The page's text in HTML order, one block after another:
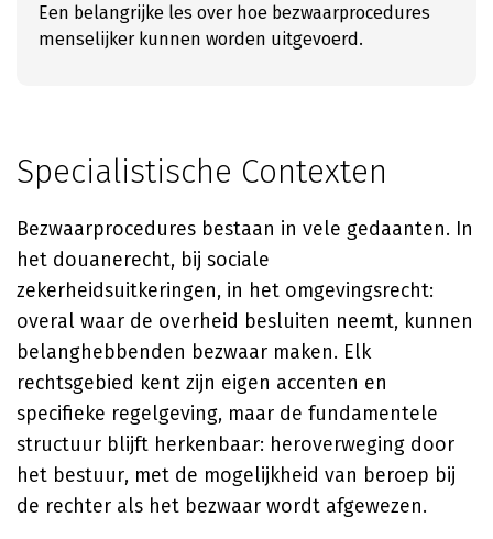
Een belangrijke les over hoe bezwaarprocedures
menselijker kunnen worden uitgevoerd.
Specialistische Contexten
Bezwaarprocedures bestaan in vele gedaanten. In
het douanerecht, bij sociale
zekerheidsuitkeringen, in het omgevingsrecht:
overal waar de overheid besluiten neemt, kunnen
belanghebbenden bezwaar maken. Elk
rechtsgebied kent zijn eigen accenten en
specifieke regelgeving, maar de fundamentele
structuur blijft herkenbaar: heroverweging door
het bestuur, met de mogelijkheid van beroep bij
de rechter als het bezwaar wordt afgewezen.